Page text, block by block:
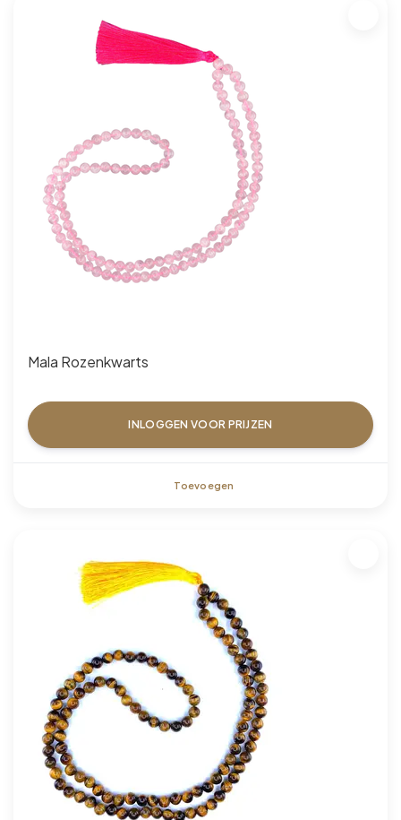
Mala Rozenkwarts
INLOGGEN VOOR PRIJZEN
Toevoegen